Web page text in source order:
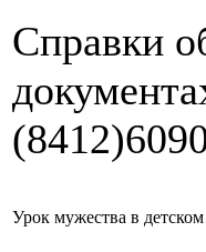
Справки
Урок мужества в